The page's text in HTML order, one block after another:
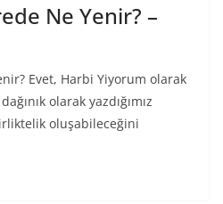
Ne Yenir? –
Evet, Harbi Yiyorum olarak
olarak yazdığımız
oluşabileceğini